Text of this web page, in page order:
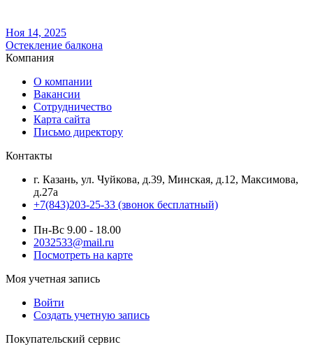
Ноя 14, 2025
Остекление балкона
Компания
О компании
Вакансии
Сотрудничество
Карта сайта
Письмо директору
Контакты
г. Казань, ул. Чуйкова, д.39, Минская, д.12, Максимова,
д.27а
+7(843)203-25-33 (звонок бесплатный)
Пн-Вс 9.00 - 18.00
2032533@mail.ru
Посмотреть на карте
Моя учетная запись
Войти
Создать учетную запись
Покупательский сервис